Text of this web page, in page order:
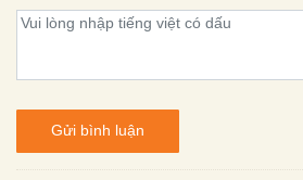
Gửi bình luận